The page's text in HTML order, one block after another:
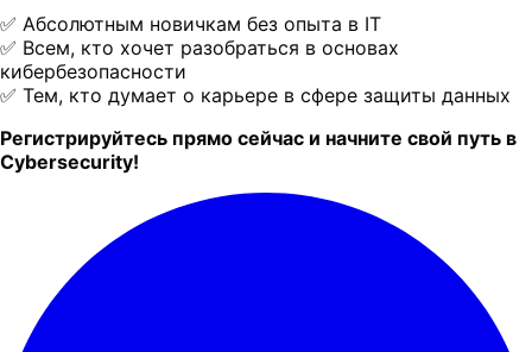
✅ Абсолютным новичкам без опыта в IT
✅ Всем, кто хочет разобраться в основах
кибербезопасности
✅ Тем, кто думает о карьере в сфере защиты данных
Регистрируйтесь прямо сейчас и начните свой путь в
Cybersecurity!